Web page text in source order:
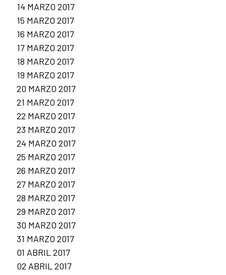
14 MARZO 2017
15 MARZO 2017
16 MARZO 2017
17 MARZO 2017
18 MARZO 2017
19 MARZO 2017
20 MARZO 2017
21 MARZO 2017
22 MARZO 2017
23 MARZO 2017
24 MARZO 2017
25 MARZO 2017
26 MARZO 2017
27 MARZO 2017
28 MARZO 2017
29 MARZO 2017
30 MARZO 2017
31 MARZO 2017
01 ABRIL 2017
02 ABRIL 2017